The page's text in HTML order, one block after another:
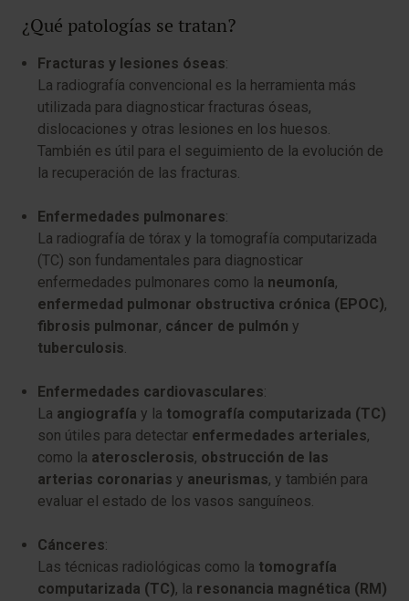
¿Qué patologías se tratan?
Fracturas y lesiones óseas:
La radiografía convencional es la herramienta más
utilizada para diagnosticar fracturas óseas,
dislocaciones y otras lesiones en los huesos.
También es útil para el seguimiento de la evolución de
la recuperación de las fracturas.
Enfermedades pulmonares:
La radiografía de tórax y la tomografía computarizada
(TC) son fundamentales para diagnosticar
enfermedades pulmonares como la neumonía,
enfermedad pulmonar obstructiva crónica (EPOC),
fibrosis pulmonar, cáncer de pulmón y
tuberculosis.
Enfermedades cardiovasculares:
La angiografía y la tomografía computarizada (TC)
son útiles para detectar enfermedades arteriales,
como la aterosclerosis, obstrucción de las
arterias coronarias y aneurismas, y también para
evaluar el estado de los vasos sanguíneos.
Cánceres:
Las técnicas radiológicas como la tomografía
computarizada (TC), la resonancia magnética (RM)